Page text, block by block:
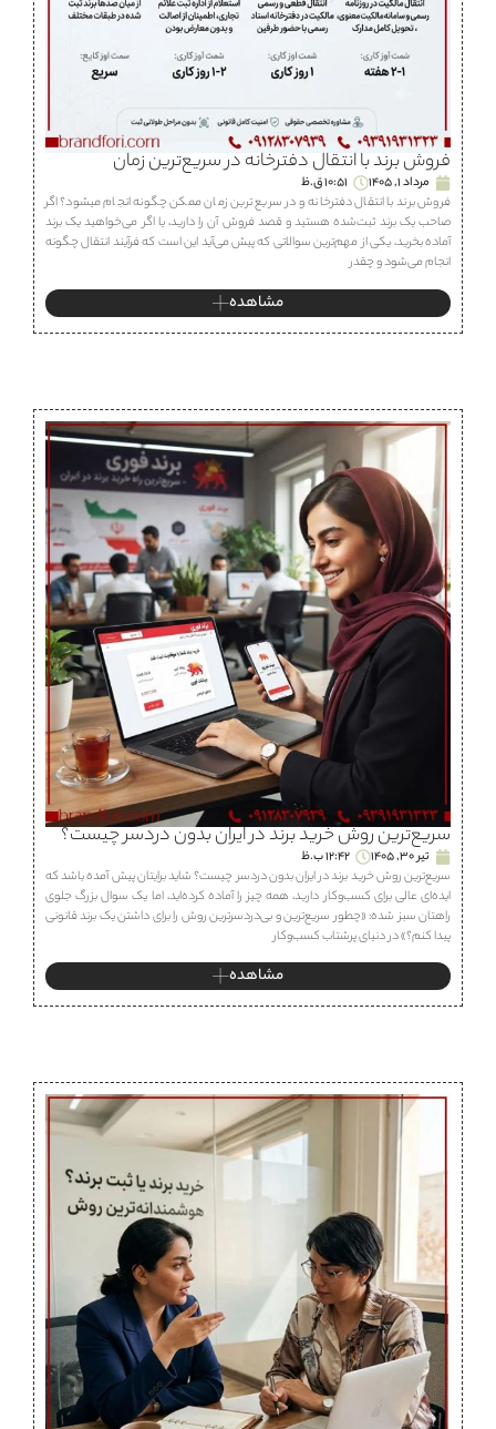
فروش برند با انتقال دفترخانه در سریع‌ترین زمان
مرداد 1, 1405
10:51 ق.ظ
فروش برند با انتقال دفترخانه و در سریع ترین زمان ممکن چگونه انجام میشود؟ اگر
صاحب یک برند ثبت‌شده هستید و قصد فروش آن را دارید، یا اگر می‌خواهید یک برند
آماده بخرید، یکی از مهم‌ترین سوالاتی که پیش می‌آید این است که فرآیند انتقال چگونه
انجام می‌شود و چقدر
مشاهده
سریع‌ترین روش خرید برند در ایران بدون دردسر چیست؟
تیر 30, 1405
12:42 ب.ظ
سریع‌ترین روش خرید برند در ایران بدون دردسر چیست؟ شاید برایتان پیش آمده باشد که
ایده‌ای عالی برای کسب‌وکار دارید، همه چیز را آماده کرده‌اید، اما یک سوال بزرگ جلوی
راهتان سبز شده: «چطور سریع‌ترین و بی‌دردسرترین روش را برای داشتن یک برند قانونی
پیدا کنم؟» در دنیای پرشتاب کسب‌وکار
مشاهده